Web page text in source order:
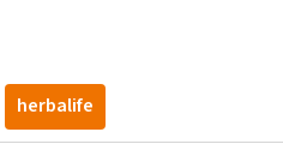
herbalife